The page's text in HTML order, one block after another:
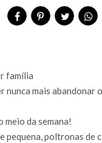
família
nunca mais abandonar
meio da semana!
pequena, poltronas de